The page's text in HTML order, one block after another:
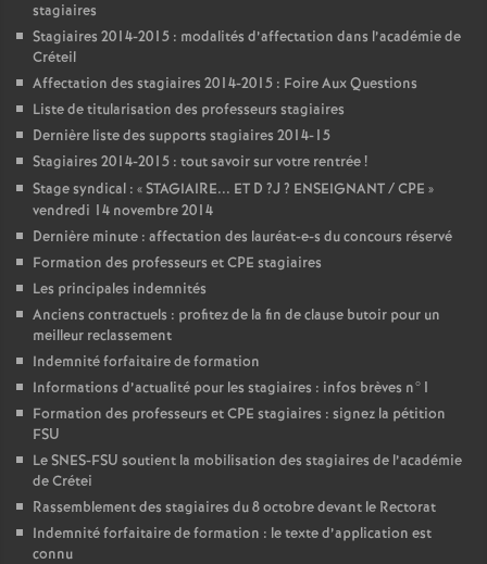
stagiaires
Stagiaires 2014-2015 : modalités d’affectation dans l’académie de
Créteil
Affectation des stagiaires 2014-2015 : Foire Aux Questions
Liste de titularisation des professeurs stagiaires
Dernière liste des supports stagiaires 2014-15
Stagiaires 2014-2015 : tout savoir sur votre rentrée!
Stage syndical : «STAGIAIRE... ET D ?J ? ENSEIGNANT/CPE »
vendredi 14 novembre 2014
Dernière minute : affectation des lauréat-e-s du concours réservé
Formation des professeurs etCPE stagiaires
Les principales indemnités
Anciens contractuels : profitez de la fin de clause butoir pour un
meilleur reclassement
Indemnité forfaitaire de formation
Informations d’actualité pour les stagiaires : infos brèves n°1
Formation des professeurs etCPE stagiaires : signez la pétition
FSU
LeSNES-FSU soutient la mobilisation des stagiaires de l’académie
de Crétei
Rassemblement des stagiaires du 8 octobre devant le Rectorat
Indemnité forfaitaire de formation : le texte d’application est
connu